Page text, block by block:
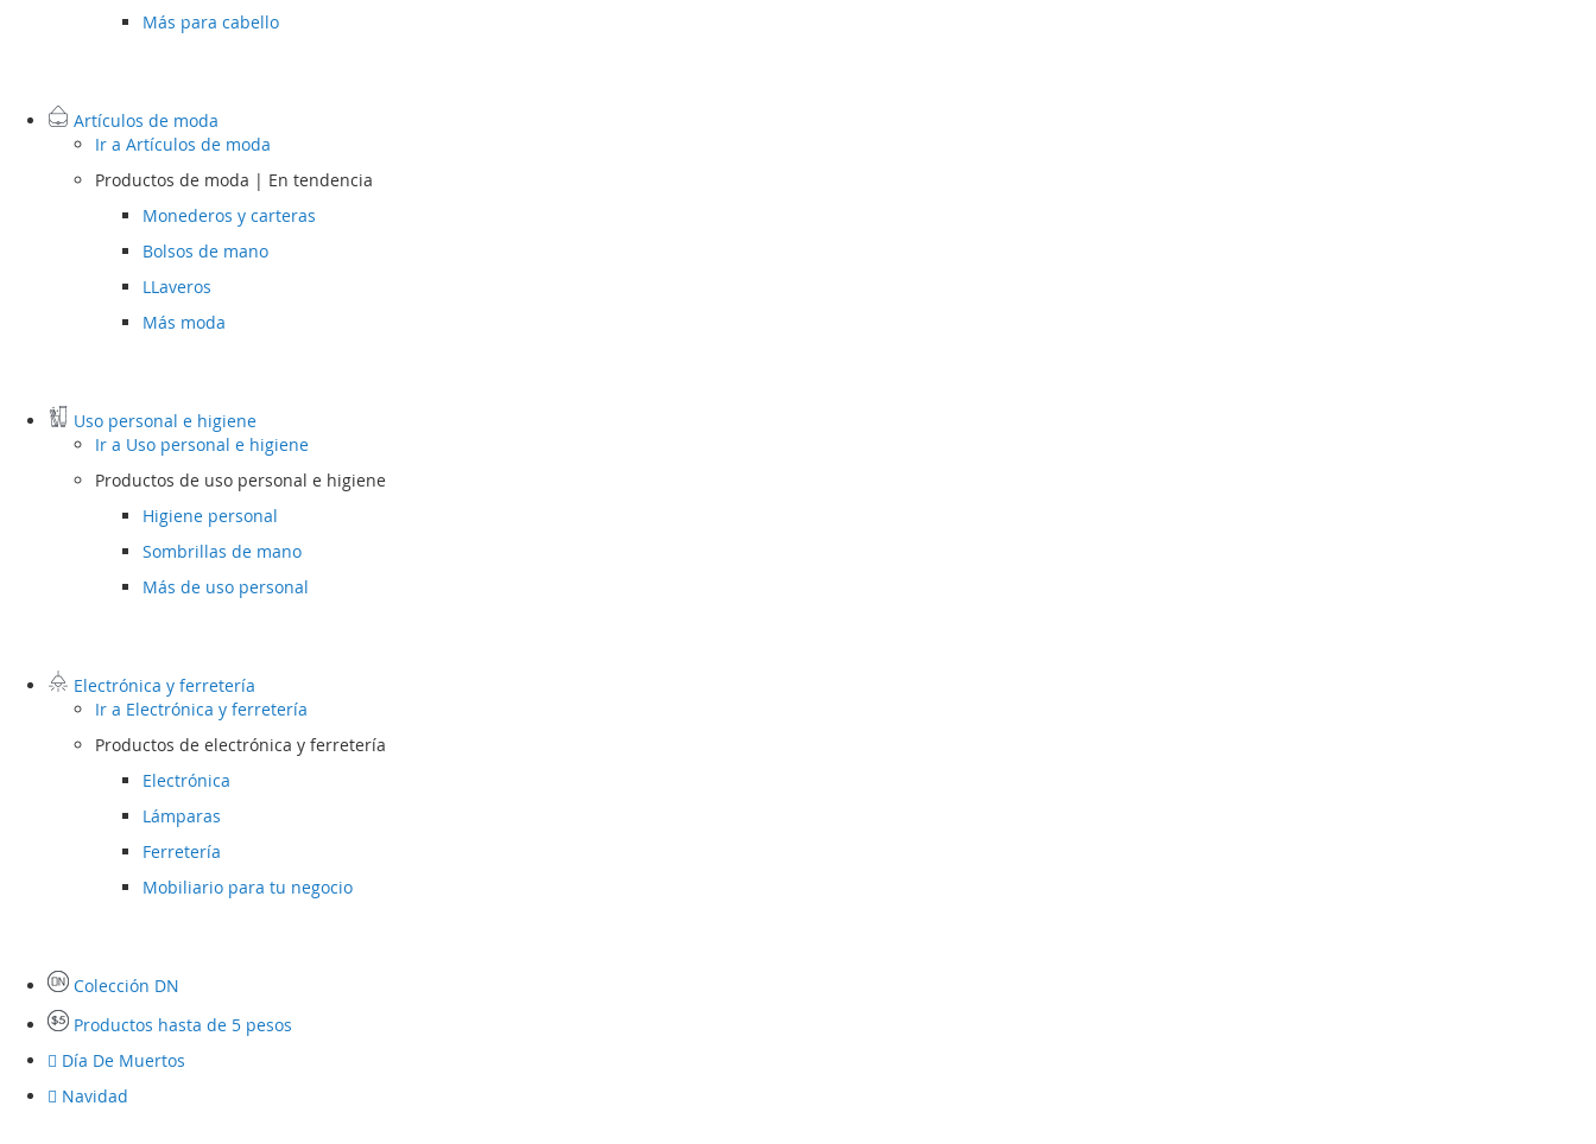
Más para cabello
Artículos de moda
Ir a Artículos de moda
Productos de moda | En tendencia
Monederos y carteras
Bolsos de mano
LLaveros
Más moda
Uso personal e higiene
Ir a Uso personal e higiene
Productos de uso personal e higiene
Higiene personal
Sombrillas de mano
Más de uso personal
Electrónica y ferretería
Ir a Electrónica y ferretería
Productos de electrónica y ferretería
Electrónica
Lámparas
Ferretería
Mobiliario para tu negocio
Colección DN
Productos hasta de 5 pesos
Día De Muertos
Navidad